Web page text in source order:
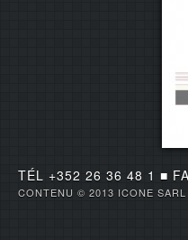
TÉL +352 26 36 48 1 ■
CONTENU © 2013 ICONE SARL